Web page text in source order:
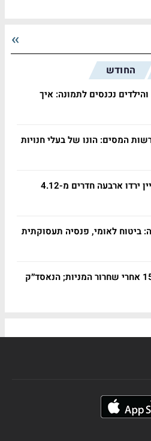
החודש
נכנסים לתמונה: איך
המסים: הונו של בעלי חנויות
תל בנימין: באותו בניין ירדו ארבעה חדרים מ-4.12
ביטוח לאומי, פנסיה תעסוקתית
ספייס X זינקה 15.8% אחרי שחרור המניות; הנאסד״ק